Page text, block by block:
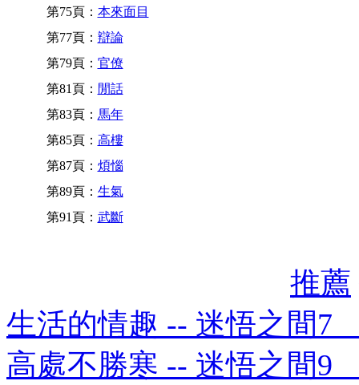
第75頁： 本來面目
第77頁： 辯論
第79頁： 官僚
第81頁： 閒話
第83頁： 馬年
第85頁： 高樓
第87頁： 煩惱
第89頁： 生氣
第91頁： 武斷
推薦
生活的情趣 -- 迷悟之間7
高處不勝寒 -- 迷悟之間9